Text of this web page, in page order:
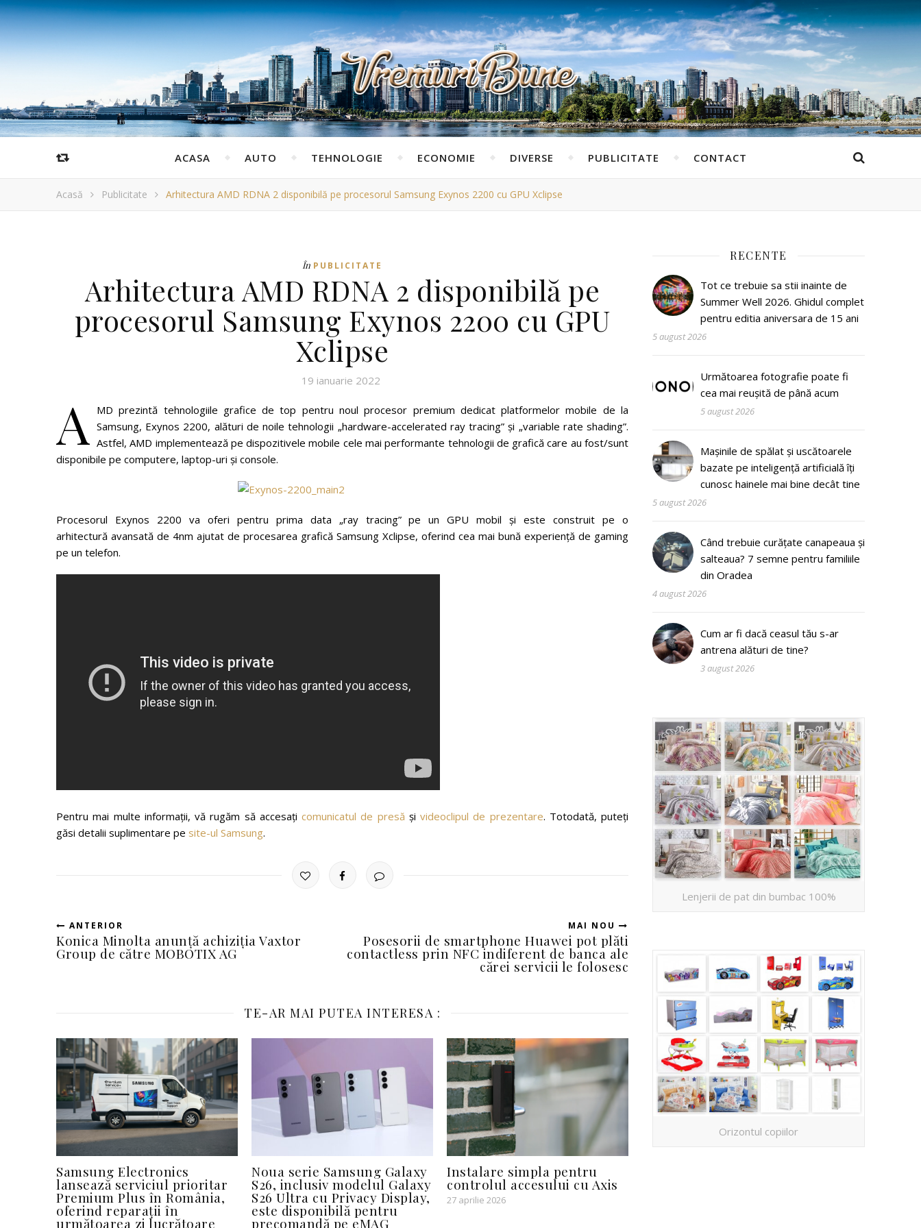
ACASA AUTO TEHNOLOGIE ECONOMIE DIVERSE PUBLICITATE CONTACT
Acasă Publicitate Arhitectura AMD RDNA 2 disponibilă pe procesorul Samsung Exynos 2200 cu GPU Xclipse
În PUBLICITATE
Arhitectura AMD RDNA 2 disponibilă pe
procesorul Samsung Exynos 2200 cu GPU
Xclipse
19 ianuarie 2022
A
MD prezintă tehnologiile grafice de top pentru noul procesor premium dedicat platformelor mobile de la
Samsung, Exynos 2200, alături de noile tehnologii „hardware-accelerated ray tracing” și „variable rate shading”.
Astfel, AMD implementează pe dispozitivele mobile cele mai performante tehnologii de grafică care au fost/sunt
disponibile pe computere, laptop-uri și console.
Procesorul Exynos 2200 va oferi pentru prima data „ray tracing” pe un GPU mobil și este construit pe o
arhitectură avansată de 4nm ajutat de procesarea grafică Samsung Xclipse, oferind cea mai bună experiență de gaming
pe un telefon.
Pentru mai multe informații, vă rugăm să accesați comunicatul de presă și videoclipul de prezentare. Totodată, puteți
găsi detalii suplimentare pe site-ul Samsung.
ANTERIOR
Konica Minolta anunță achiziția Vaxtor
Group de către MOBOTIX AG
MAI NOU
Posesorii de smartphone Huawei pot plăti
contactless prin NFC indiferent de banca ale
cărei servicii le folosesc
TE-AR MAI PUTEA INTERESA :
Samsung Electronics
lansează serviciul prioritar
Premium Plus în România,
oferind reparații în
următoarea zi lucrătoare
Noua serie Samsung Galaxy
S26, inclusiv modelul Galaxy
S26 Ultra cu Privacy Display,
este disponibilă pentru
precomandă pe eMAG
Instalare simpla pentru
controlul accesului cu Axis
27 aprilie 2026
RECENTE
Tot ce trebuie sa stii inainte de
Summer Well 2026. Ghidul complet
pentru editia aniversara de 15 ani
5 august 2026
Următoarea fotografie poate fi
cea mai reușită de până acum
5 august 2026
Mașinile de spălat și uscătoarele
bazate pe inteligență artificială îți
cunosc hainele mai bine decât tine
5 august 2026
Când trebuie curățate canapeaua și
salteaua? 7 semne pentru familiile
din Oradea
4 august 2026
Cum ar fi dacă ceasul tău s-ar
antrena alături de tine?
3 august 2026
Lenjerii de pat din bumbac 100%
Orizontul copiilor